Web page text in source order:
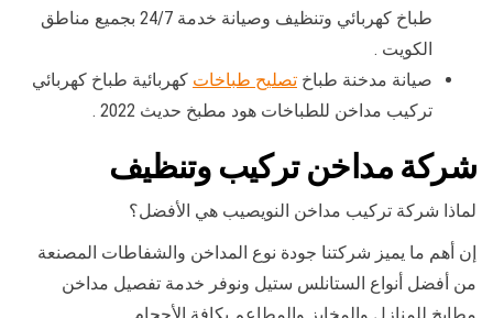
طباخ كهربائي وتنظيف وصيانة خدمة 24/7 بجميع مناطق
الكويت .
صيانة مدخنة طباخ تصليح طباخات كهربائية طباخ كهربائي
تركيب مداخن للطباخات هود مطبخ حديث 2022 .
شركة مداخن تركيب وتنظيف
لماذا شركة تركيب مداخن النويصيب هي الأفضل؟
إن أهم ما يميز شركتنا جودة نوع المداخن والشفاطات المصنعة
من أفضل أنواع الستانلس ستيل ونوفر خدمة تفصيل مداخن